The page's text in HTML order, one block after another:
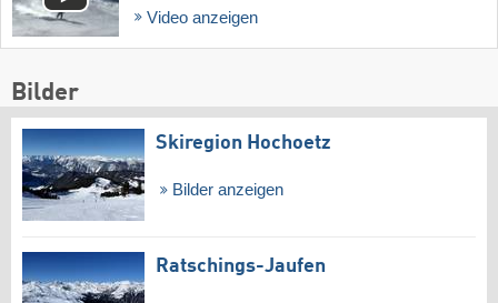
Video anzeigen
Bilder
Skiregion Hochoetz
Bilder anzeigen
Ratschings-Jaufen